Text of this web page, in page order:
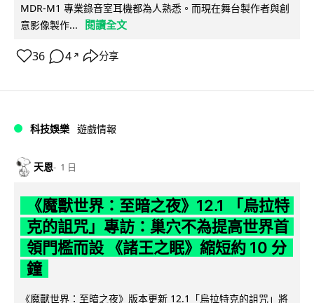
MDR-M1 專業錄音室耳機都為人熟悉。而現在舞台製作者與創
意影像製作...
閱讀全文
36 4 ↗ 分享
科技娛樂 遊戲情報
天恩 1 日
《魔獸世界：至暗之夜》12.1 「烏拉特
克的詛咒」專訪：巢穴不為提高世界首
領門檻而設 《諸王之眠》縮短約 10 分
鐘
《魔獸世界：至暗之夜》版本更新 12.1「烏拉特克的詛咒」將